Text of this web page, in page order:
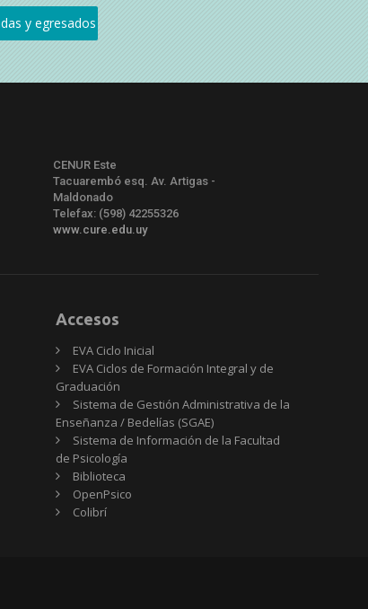
CENUR Este
Tacuarembó esq. Av. Artigas -
Maldonado
Telefax: (598) 42255326
www.cure.edu.uy
Accesos
EVA Ciclo Inicial
EVA Ciclos de Formación Integral y de
Graduación
Sistema de Gestión Administrativa de la
Enseñanza / Bedelías (SGAE)
Sistema de Información de la Facultad
de Psicología
Biblioteca
OpenPsico
Colibrí